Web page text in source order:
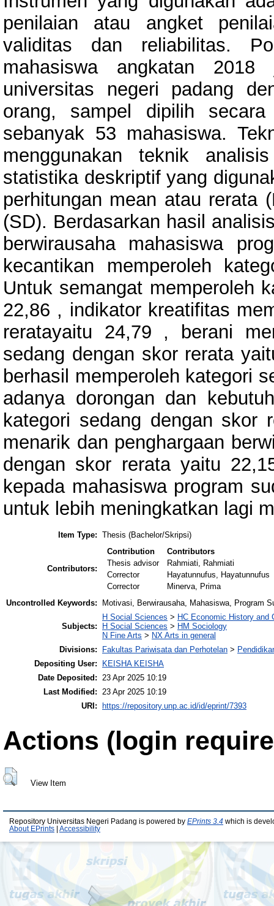
penilaian atau angket
validitas dan reliabilitas.
mahasiswa angkatan
universitas negeri padang
orang, sampel dipilih
sebanyak 53 mahasiswa.
menggunakan teknik
statistika deskriptif yang
perhitungan mean atau rerata
(SD). Berdasarkan hasil
berwirausaha mahasiswa
kecantikan memperoleh
Untuk semangat memperoleh
22,86 , indikator kreatifitas
reratayaitu 24,79 , berani
sedang dengan skor rerata
berhasil memperoleh kategori
adanya dorongan dan
kategori sedang dengan skor
menarik dan penghargaan
dengan skor rerata yaitu
kepada mahasiswa program
untuk lebih meningkatkan lagi
Item Type: Thesis (Bachelor/Skripsi)
Contributors:
Contribution
Contributors
Thesis advisor
Rahmiati, Rahmiati
Corrector
Hayatunnufus, Hayatunnufus
Corrector
Minerva, Prima
Uncontrolled Keywords:
Motivasi, Berwirausaha, Mahasiswa, Program
Subjects:
H Social Sciences > HC Economic History and
H Social Sciences > HM Sociology
N Fine Arts > NX Arts in general
Divisions:
Fakultas Pariwisata dan Perhotelan >
Depositing User:
KEISHA KEISHA
Date Deposited: 23 Apr 2025 10:19
Last Modified: 23 Apr 2025 10:19
URI:
https://repository.unp.ac.id/id/eprint/7393
Actions (login
View Item
Repository Universitas Negeri Padang is powered by EPrints 3.4 which is
About EPrints
Accessibility